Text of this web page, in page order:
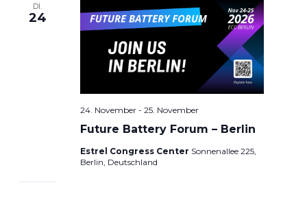
DI.
24
Future Battery Forum – Berlin
24. November- 25. November
Estrel Congress Center Sonnenallee 225,
Berlin, Deutschland